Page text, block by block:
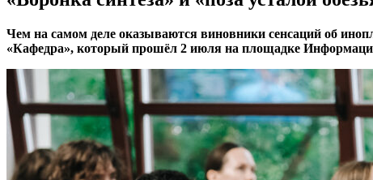
Чем на самом деле оказываются виновники сенсаций об
«Кафедра», который прошёл 2 июля на площадке